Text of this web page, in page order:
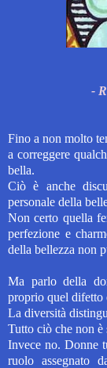
-
Fino a non molto
a correggere
bella.
Ciò è anche
personale della
Non certo quella
perfezione e
della bellezza non
Ma parlo della
proprio quel difetto
La diversità
Tutto ciò che non è
Invece no. Donne
ruolo assegnato